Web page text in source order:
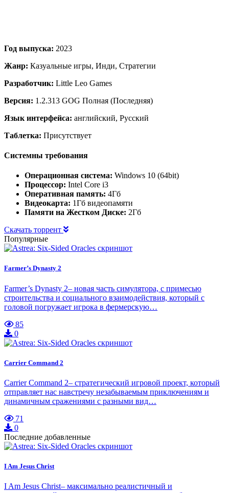
Год выпуска: 2023
Жанр: Казуальные игры, Инди, Стратегии
Разработчик: Little Leo Games
Версия: 1.2.313 GOG Полная (Последняя)
Язык интерфейса: английский, Русский
Таблетка: Присутствует
Системны требования
Операционная система: Windows 10 (64bit)
Процессор: Intel Core i3
Оперативная память: 4Гб
Видеокарта: 1Гб видеопамяти
Памяти на Жестком Диске: 2Гб
Скачать торрент
Популярные
Farmer’s Dynasty 2
Farmer’s Dynasty 2– новая часть симулятора, с примесью
строительства и социального взаимодействия, который с
головой погружает игрока в фермерскую…
85
0
Carrier Command 2
Carrier Command 2– стратегический игровой проект, который
отправляет нас навстречу незабываемым приключениям и
динамичным сражениями с разными вид…
71
0
Последние добавленные
I Am Jesus Christ
I Am Jesus Christ– максимально реалистичный и